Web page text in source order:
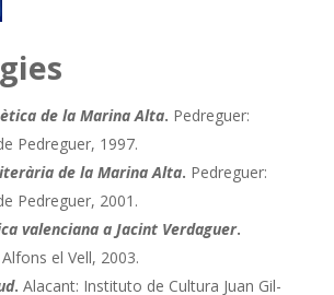
tica de la Marina Alta. Pedreguer:
Pedreguer, 1997.
de la Marina Alta. Pedreguer:
Pedreguer, 2001.
valenciana a Jacint Verdaguer.
Alfons el Vell, 2003.
. Alacant: Instituto de Cultura Juan Gil-